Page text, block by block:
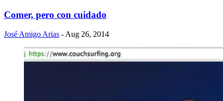
Comer, pero con cuidado
José Amigo Arias - Aug 26, 2014